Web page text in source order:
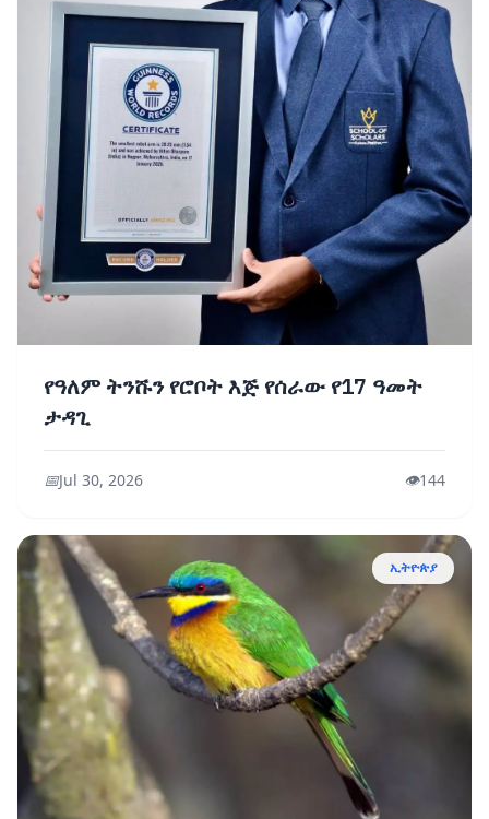
የዓለም ትንሹን የሮቦት እጅ የሰራው የ17 ዓመት
ታዳጊ
📅Jul 30, 2026 👁️144
ኢትዮጵያ